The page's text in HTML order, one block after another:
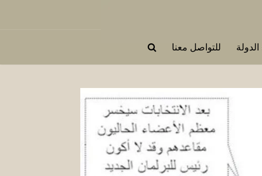
الدولة للتواصل معنا